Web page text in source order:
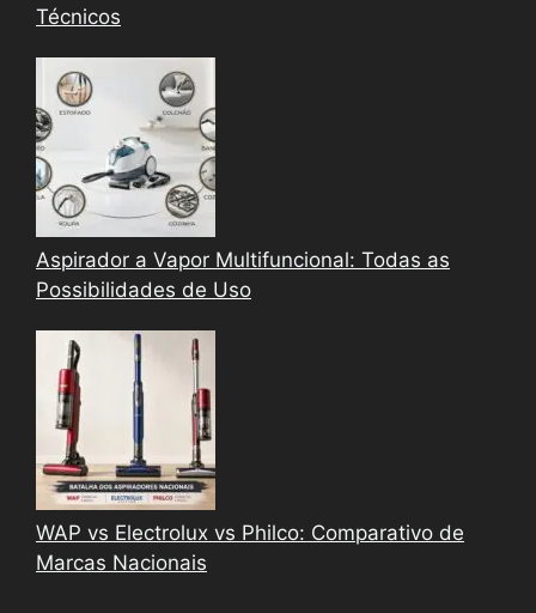
Técnicos
Aspirador a Vapor Multifuncional: Todas as
Possibilidades de Uso
WAP vs Electrolux vs Philco: Comparativo de
Marcas Nacionais